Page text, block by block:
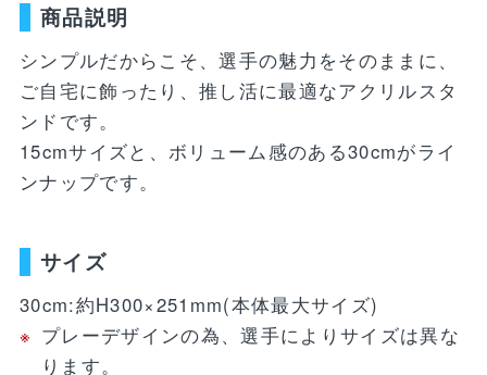
ユニフォーム
FP1st
FP2nd
GK1st
LIMITEDユニフォーム
30周年記念アイテム
ライフスタイル
コラボレーション
バラエティ雑貨
アウトドア
アクセサリー
トラベル
WEBショップ限定グッズ
キッズ
DVD・Bluray・書籍
バラエティ雑貨
ray・書籍
商品説明
シンプルだからこそ、選手の魅力をそのままに、
ご自宅に飾ったり、推し活に最適なアクリルスタ
ンドです。
15cmサイズと、ボリューム感のある30cmがライ
ンナップです。
サイズ
30cm:約H300×251mm(本体最大サイズ)
プレーデザインの為、選手によりサイズは異な
ります。